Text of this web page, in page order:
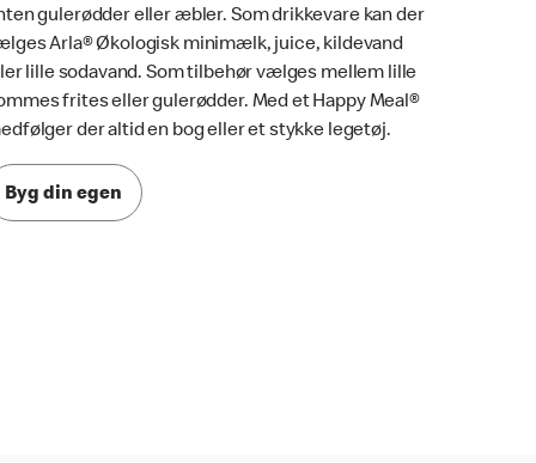
gulerødder eller æbler. Som drikkevare kan der
Arla® Økologisk minimælk, juice, kildevand
lille sodavand. Som tilbehør vælges mellem lille
frites eller gulerødder. Med et Happy Meal®
der altid en bog eller et stykke legetøj.
Byg din egen